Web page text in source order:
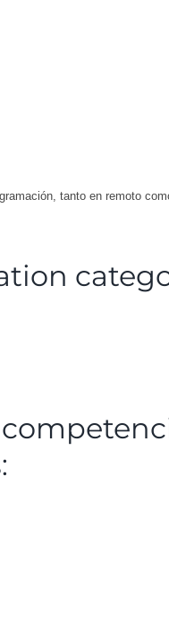
tanto en remoto